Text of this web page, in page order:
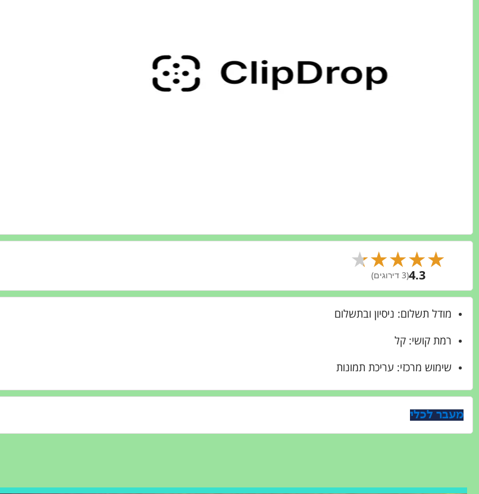
★
★
★
★
★
4.3(3 דירוגים)
מודל תשלום: ניסיון ובתשלום
רמת קושי: קל
שימוש מרכזי: עריכת תמונות
מעבר לכלי